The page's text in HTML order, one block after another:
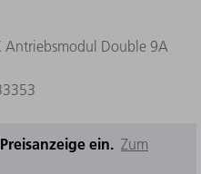
Antriebsmodul Double 9A
ein. Zum